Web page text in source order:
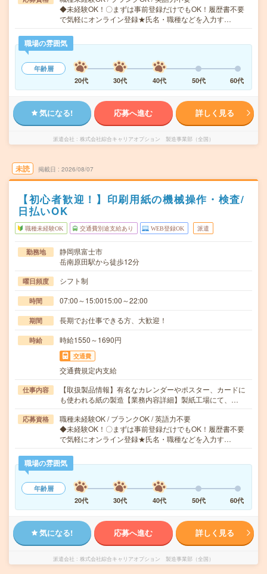
◆未経験OK！〇まずは事前登録だけでもOK！履歴書不要
で気軽にオンライン登録★氏名・職種などを入力す…
職場の雰囲気
年齢層
20代
30代 40代 50代 60代
気になる! 応募へ進む 詳しく見る
派遣会社 株式会社綜合キャリアオプション 製造事業部（全国）
未読 掲載日 2026/08/07
【初心者歓迎！】印刷用紙の機械操作・検査/
日払いOK
職種未経験OK 交通費別途支給あり WEB登録OK 派遣
勤務地
静岡県富士市
岳南原田駅から徒歩12分
曜日頻度 シフト制
時間 07:00～15:0015:00～22:00
期間 長期でお仕事できる方、大歓迎！
時給 時給1550～1690円
交通費
交通費規定内支給
仕事内容
【取扱製品情報】有名なカレンダーやポスター、カードに
も使われる紙の製造【業務内容詳細】製紙工場にて、…
応募資格
職種未経験OK / ブランクOK / 英語力不要
◆未経験OK！〇まずは事前登録だけでもOK！履歴書不要
で気軽にオンライン登録★氏名・職種などを入力す…
職場の雰囲気
年齢層
20代
30代 40代 50代 60代
気になる! 応募へ進む 詳しく見る
派遣会社 株式会社綜合キャリアオプション 製造事業部（全国）